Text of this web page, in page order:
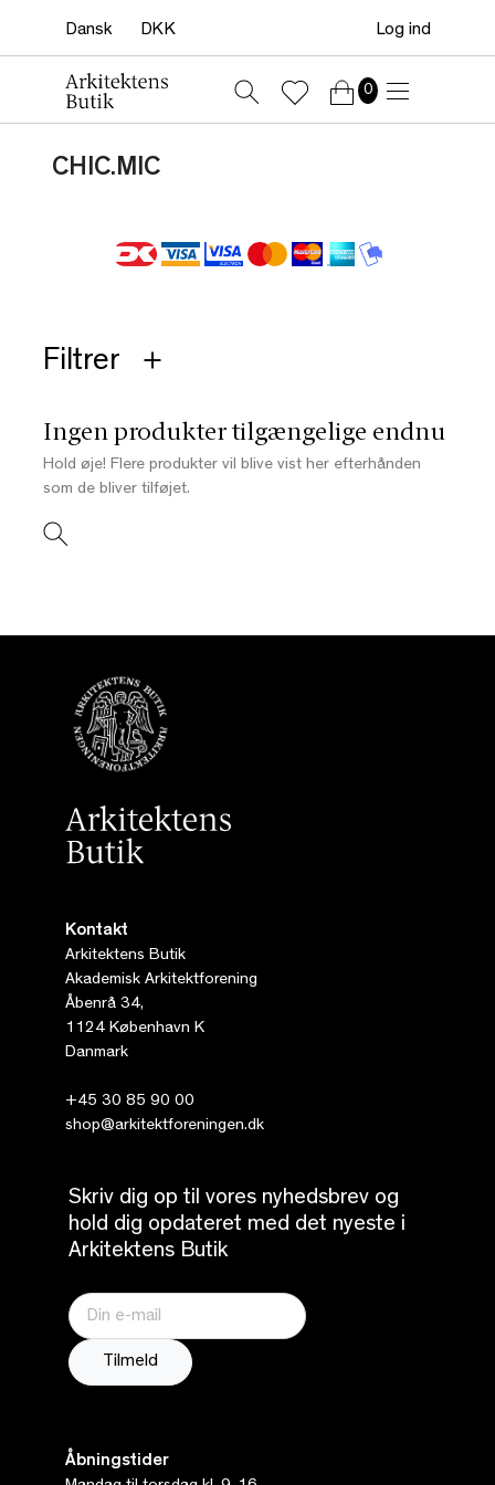
Log ind
0
CHIC.MIC
Filtrer
Ingen produkter tilgængelige endnu
Hold øje! Flere produkter vil blive vist her efterhånden
som de bliver tilføjet.
Kontakt
Arkitektens Butik
Akademisk Arkitektforening
Åbenrå 34,
1124 København K
Danmark
+45 30 85 90 00
shop@arkitektforeningen.dk
Skriv dig op til vores nyhedsbrev og
hold dig opdateret med det nyeste i
Arkitektens Butik
Åbningstider